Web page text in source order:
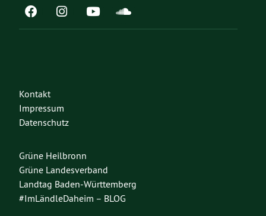
Kontakt
Impressum
Datenschutz
Grüne Heilbronn
Grüne Landesverband
Landtag Baden-Württemberg
#ImLändleDaheim – BLOG